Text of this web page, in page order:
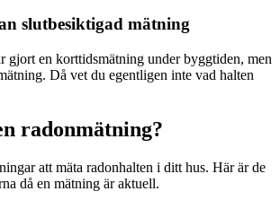
slutbesiktigad mätning
gjort en korttidsmätning under byggtiden, men
Då vet du egentligen inte vad halten
radonmätning?
att mäta radonhalten i ditt hus. Här är de
då en mätning är aktuell.